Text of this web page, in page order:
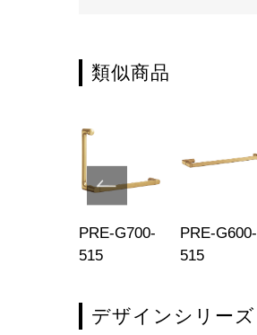
類似商品
PRE-G700-
515
PRE-G600-
515
デザインシリーズ